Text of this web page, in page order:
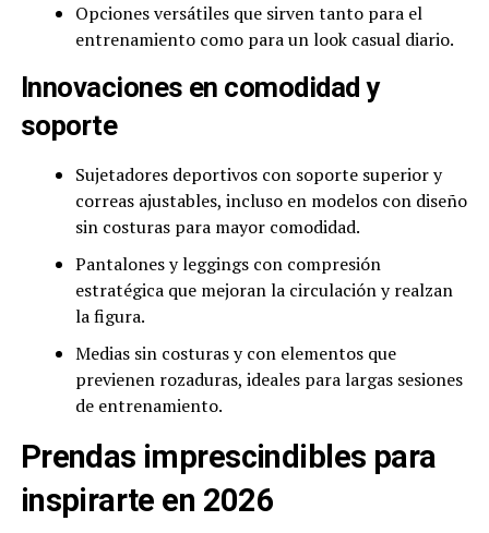
Opciones versátiles que sirven tanto para el
entrenamiento como para un look casual diario.
Innovaciones en comodidad y
soporte
Sujetadores deportivos con soporte superior y
correas ajustables, incluso en modelos con diseño
sin costuras para mayor comodidad.
Pantalones y leggings con compresión
estratégica que mejoran la circulación y realzan
la figura.
Medias sin costuras y con elementos que
previenen rozaduras, ideales para largas sesiones
de entrenamiento.
Prendas imprescindibles para
inspirarte en 2026